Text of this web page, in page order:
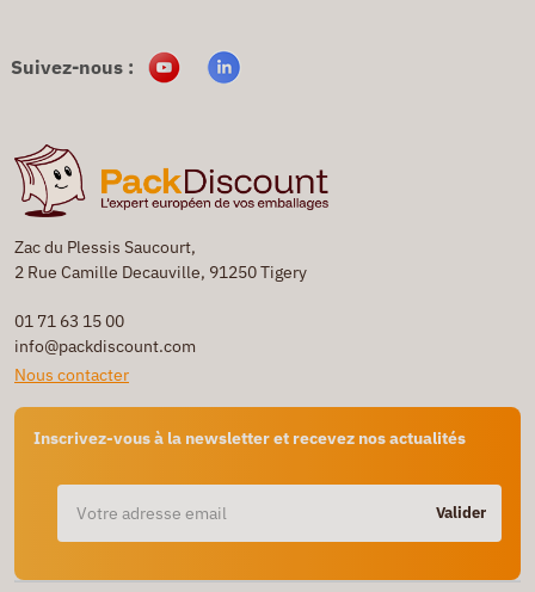
Zac du Plessis Saucourt,
2 Rue Camille Decauville, 91250 Tigery
01 71 63 15 00
info@packdiscount.com
Nous contacter
Inscrivez-vous à la newsletter et recevez nos actualités
Valider
Suivez-nous :